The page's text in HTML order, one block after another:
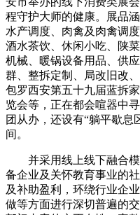
程守护大师的健康。展品
水产调度、肉禽及肉禽调
酒水茶饮、休闲小吃、陕
机械、暖锅设备用品、供
群、整拆定制、局改旧改
包罗西安第五十九届蓝拆
览会等，正在都会喧器中
团从办，还设有“躺平歇息
间。
并采用线上线下融合模
备企业及关怀教育事业的
及补助盈利，环绕行业企
做等方面进行深切普遍的